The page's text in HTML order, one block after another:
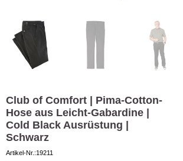
Club of Comfort | Pima-Cotton-
Hose aus Leicht-Gabardine |
Cold Black Ausrüstung |
Schwarz
Artikel-Nr.:19211